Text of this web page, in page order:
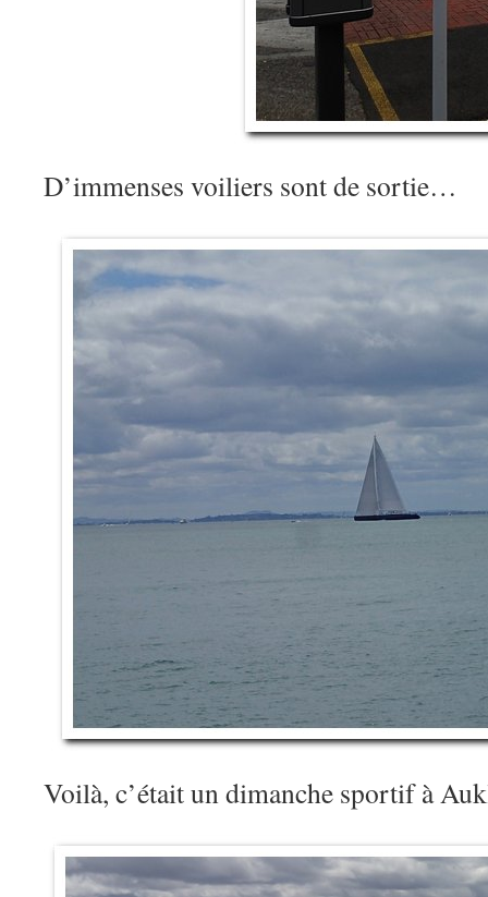
D’immenses voiliers sont de sortie…
Voilà, c’était un dimanche sportif à